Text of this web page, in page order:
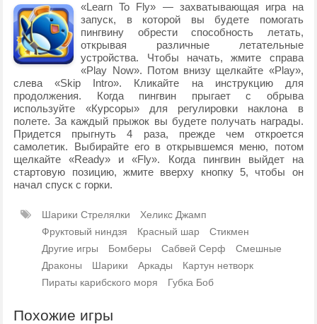
«Learn To Fly» — захватывающая игра на
запуск, в которой вы будете помогать
пингвину обрести способность летать,
открывая различные летательные
устройства. Чтобы начать, жмите справа
«Play Now». Потом внизу щелкайте «Play»,
слева «Skip Intro». Кликайте на инструкцию для
продолжения. Когда пингвин прыгает с обрыва
используйте «Курсоры» для регулировки наклона в
полете. За каждый прыжок вы будете получать награды.
Придется прыгнуть 4 раза, прежде чем откроется
самолетик. Выбирайте его в открывшемся меню, потом
щелкайте «Ready» и «Fly». Когда пингвин выйдет на
стартовую позицию, жмите вверху кнопку 5, чтобы он
начал спуск с горки.
Шарики Стрелялки
Хеликс Джамп
Фруктовый ниндзя
Красный шар
Стикмен
Другие игры
Бомберы Сабвей Серф
Смешные
Драконы
Шарики Аркады
Картун нетворк
Пираты карибского моря
Губка Боб
Похожие игры